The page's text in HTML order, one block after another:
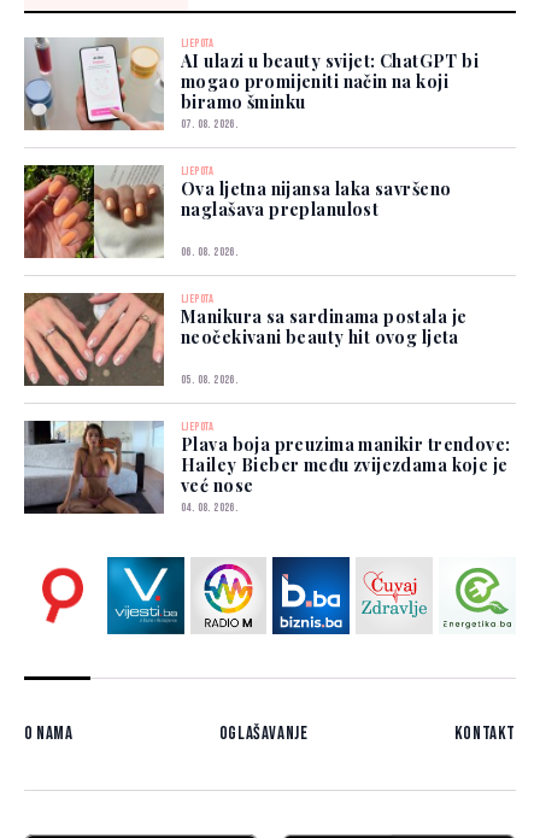
LJEPOTA
AI ulazi u beauty svijet: ChatGPT bi
mogao promijeniti način na koji
biramo šminku
07. 08. 2026.
LJEPOTA
Ova ljetna nijansa laka savršeno
naglašava preplanulost
06. 08. 2026.
LJEPOTA
Manikura sa sardinama postala je
neočekivani beauty hit ovog ljeta
05. 08. 2026.
LJEPOTA
Plava boja preuzima manikir trendove:
Hailey Bieber među zvijezdama koje je
već nose
04. 08. 2026.
O nama Oglašavanje Kontakt